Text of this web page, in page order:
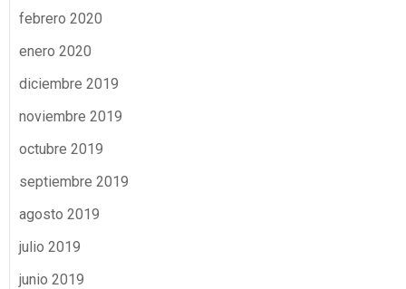
febrero 2020
enero 2020
diciembre 2019
noviembre 2019
octubre 2019
septiembre 2019
agosto 2019
julio 2019
junio 2019